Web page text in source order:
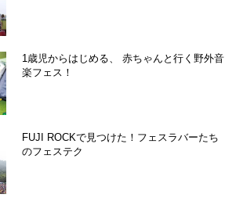
1歳児からはじめる、 赤ちゃんと行く野外音
楽フェス！
FUJI ROCKで見つけた！フェスラバーたち
のフェステク